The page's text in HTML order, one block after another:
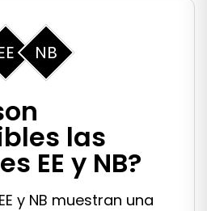
NB
las
EE y NB?
y NB muestran una